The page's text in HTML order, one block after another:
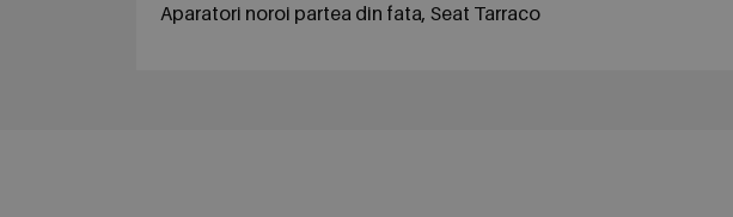
Aparatori noroi partea din fata, Seat Tarraco